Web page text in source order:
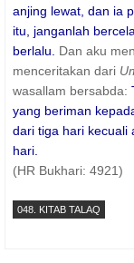
anjing lewat, dan ia
itu, janganlah
berlalu.
Dan aku
menceritakan dari
wasallam bersabda:
yang beriman
dari tiga hari kecuali
hari.
(HR Bukhari: 4921)
048. KITAB TALAQ